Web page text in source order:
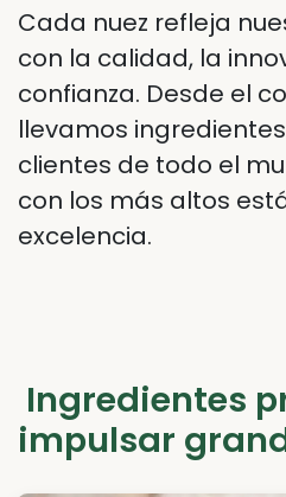
Cada nuez refleja
con la calidad, la
confianza. Desde el
llevamos
clientes de todo el
con los más altos
excelencia.
Ingredientes
impulsar